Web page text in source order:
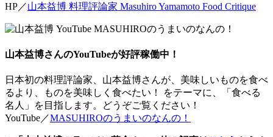
HP／山本益博 料理評論家 Masuhiro Yamamoto Food Critique
山本益博さんのYouTubeが好評稼働中！
日本初の料理評論家、山本益博さんが、美味しいものを食べ
るより、ものを美味しく食べたい！ をテーマに、「食べる
名人」を目指します。どうぞご覧ください！
YouTube／MASUHIROのうまいのなんの！